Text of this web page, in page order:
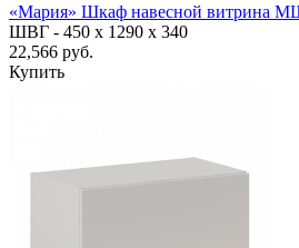
«Мария» Шкаф навесной витрина
ШВГ - 450 х 1290 х 340
22,566 руб.
Купить